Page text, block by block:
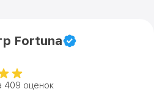
Fortuna
409 оценок